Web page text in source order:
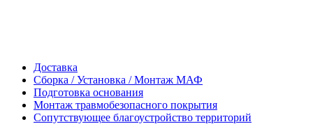
Доставка
Сборка / Установка / Монтаж МАФ
Подготовка основания
Монтаж травмобезопасного покрытия
Сопутствующее благоустройство территорий